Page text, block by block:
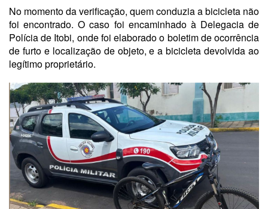
No momento da verificação, quem conduzia a bicicleta não
foi encontrado. O caso foi encaminhado à Delegacia de
Polícia de Itobi, onde foi elaborado o boletim de ocorrência
de furto e localização de objeto, e a bicicleta devolvida ao
legítimo proprietário.